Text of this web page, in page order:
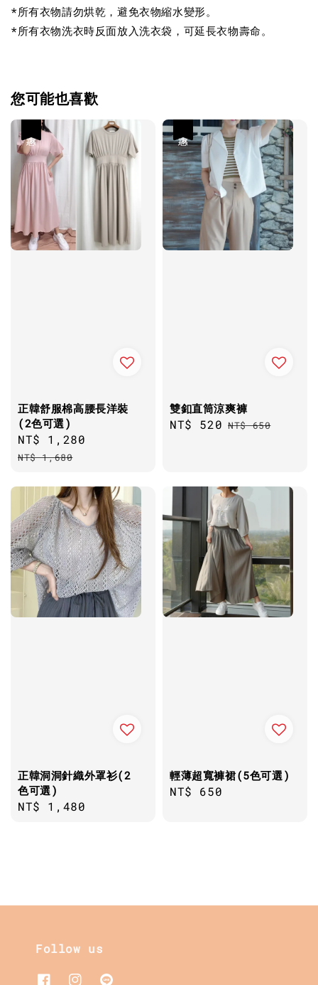
*所有衣物請勿烘乾，避免衣物縮水變形。
*所有衣物洗衣時反面放入洗衣袋，可延長衣物壽命。
您可能也喜歡
正韓舒服棉高腰長洋裝
(2色可選)
Sale
price
NT$ 1,280
NT$ 1,680
雙釦直筒涼爽褲
Sale
NT$ 520 Regular
NT$ 650
正韓洞洞針織外罩衫(2
色可選)
Regular
NT$ 1,480
輕薄超寬褲裙(5色可選)
Regular
NT$ 650
Follow us